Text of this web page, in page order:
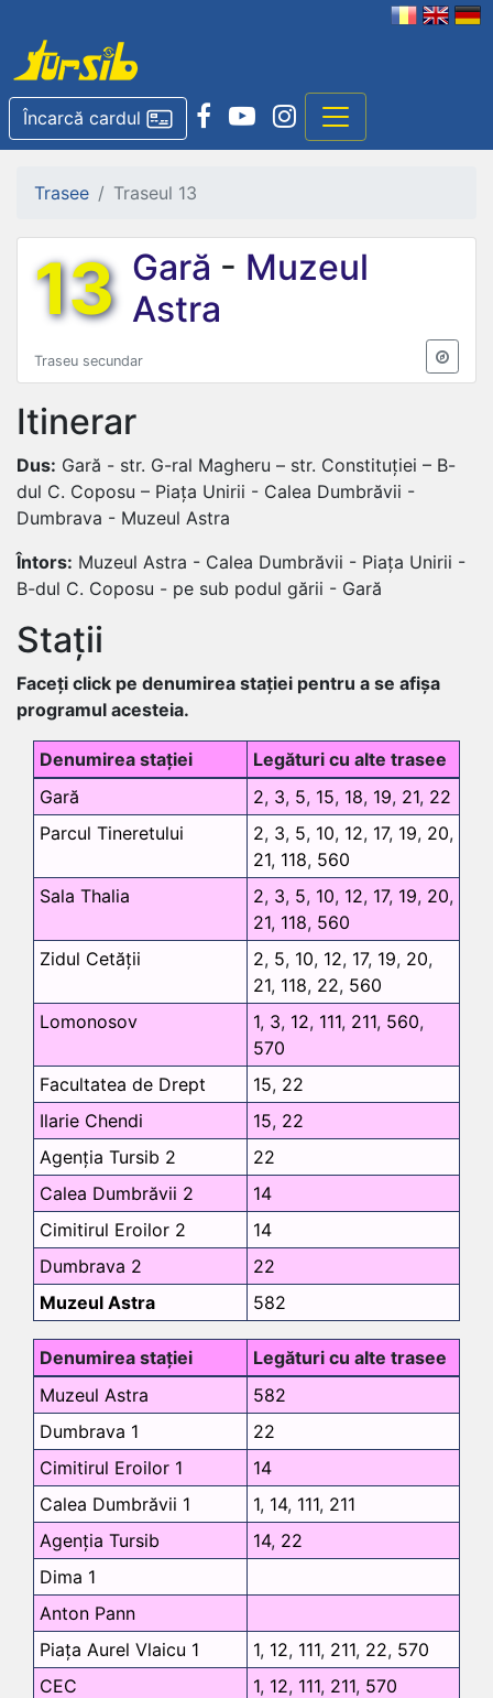
Încarcă cardul
Trasee Traseul 13
13 Gară - Muzeul
Astra
Traseu secundar
Itinerar
Dus: Gară - str. G-ral Magheru – str. Constituției – B-
dul C. Coposu – Piața Unirii - Calea Dumbrăvii -
Dumbrava - Muzeul Astra
Întors: Muzeul Astra - Calea Dumbrăvii - Piața Unirii -
B-dul C. Coposu - pe sub podul gării - Gară
Stații
Faceți click pe denumirea stației pentru a se afișa
programul acesteia.
Denumirea stației
Legături cu alte trasee
Gară
2, 3, 5, 15, 18, 19, 21, 22
Parcul Tineretului
2, 3, 5, 10, 12, 17, 19, 20,
21, 118, 560
Sala Thalia
2, 3, 5, 10, 12, 17, 19, 20,
21, 118, 560
Zidul Cetății
2, 5, 10, 12, 17, 19, 20,
21, 118, 22, 560
Lomonosov
1, 3, 12, 111, 211, 560,
570
Facultatea de Drept
15, 22
Ilarie Chendi
15, 22
Agenția Tursib 2
22
Calea Dumbrăvii 2
14
Cimitirul Eroilor 2
14
Dumbrava 2
22
Muzeul Astra
582
Denumirea stației
Legături cu alte trasee
Muzeul Astra
582
Dumbrava 1
22
Cimitirul Eroilor 1
14
Calea Dumbrăvii 1
1, 14, 111, 211
Agenția Tursib
14, 22
Dima 1
Anton Pann
Piața Aurel Vlaicu 1
1, 12, 111, 211, 22, 570
CEC
1, 12, 111, 211, 570